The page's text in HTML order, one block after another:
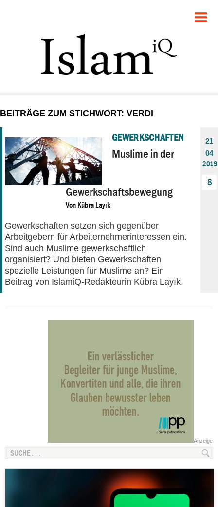
GESELLSCHAFT
STARTSEITE
DEBATTE
PANORAMA
BEITRÄGE ZUM STICHWORT: VERDI
GEWERKSCHAFTEN
Muslime in der
Gewerkschaftsbewegung
Von Kübra Layık
Gewerkschaften setzen sich gegenüber
Arbeitgebern für Arbeiternehmerinteressen ein.
Sind auch Muslime gewerkschaftlich
organisiert? Und bieten Gewerkschaften
spezielle Leistungen für Muslime an? Ein
Beitrag von IslamiQ-Redakteurin Kübra Layık.
21
04
2019
8
Anzeige